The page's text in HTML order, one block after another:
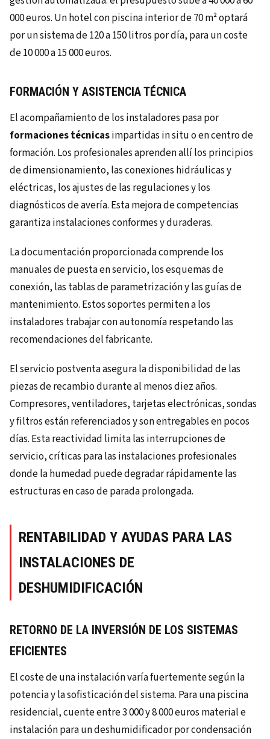
000 euros. Un hotel con piscina interior de 70 m² optará
por un sistema de 120 a 150 litros por día, para un coste
de 10 000 a 15 000 euros.
FORMACIÓN Y ASISTENCIA TÉCNICA
El acompañamiento de los instaladores pasa por
formaciones técnicasimpartidas in situ o en centro de
formación. Los profesionales aprenden allí los principios
de dimensionamiento, las conexiones hidráulicas y
eléctricas, los ajustes de las regulaciones y los
diagnósticos de avería. Esta mejora de competencias
garantiza instalaciones conformes y duraderas.
La documentación proporcionada comprende los
manuales de puesta en servicio, los esquemas de
conexión, las tablas de parametrización y las guías de
mantenimiento. Estos soportes permiten a los
instaladores trabajar con autonomía respetando las
recomendaciones del fabricante.
El servicio postventa asegura la disponibilidad de las
piezas de recambio durante al menos diez años.
Compresores, ventiladores, tarjetas electrónicas, sondas
y filtros están referenciados y son entregables en pocos
días. Esta reactividad limita las interrupciones de
servicio, críticas para las instalaciones profesionales
donde la humedad puede degradar rápidamente las
estructuras en caso de parada prolongada.
RENTABILIDAD Y AYUDAS PARA LAS
INSTALACIONES DE
DESHUMIDIFICACIÓN
RETORNO DE LA INVERSIÓN DE LOS SISTEMAS
EFICIENTES
El coste de una instalación varía fuertemente según la
potencia y la sofisticación del sistema. Para una piscina
residencial, cuente entre 3 000 y 8 000 euros material e
instalación para un deshumidificador por condensación